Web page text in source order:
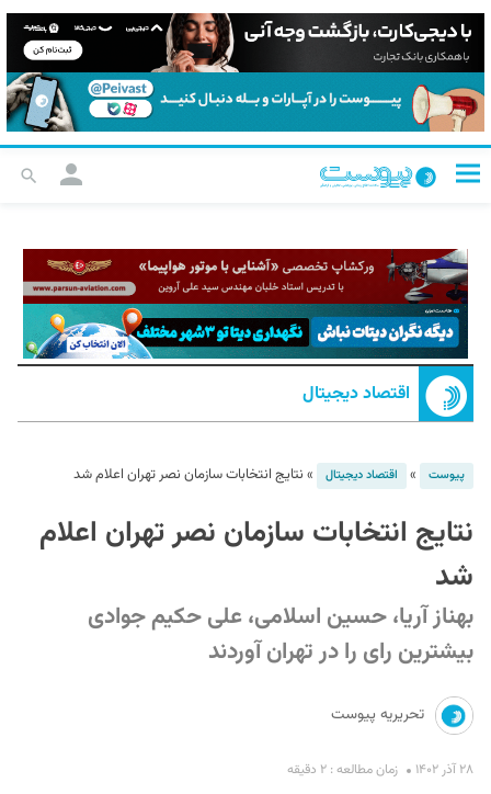
اقتصاد دیجیتال
پیوست » اقتصاد دیجیتال » نتایج انتخابات سازمان نصر تهران اعلام شد
نتایج انتخابات سازمان نصر تهران اعلام
شد
بهناز آریا، حسین اسلامی، علی حکیم جوادی
بیشترین رای را در تهران آوردند
تحریریه پیوست
۲۸ آذر ۱۴۰۲ زمان مطالعه : ۲ دقیقه